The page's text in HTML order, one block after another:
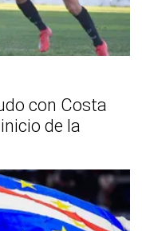
con Costa
de la